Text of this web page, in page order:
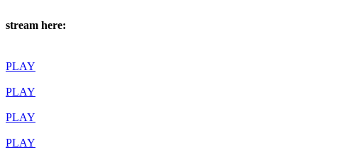
stream here:
PLAY
PLAY
PLAY
PLAY